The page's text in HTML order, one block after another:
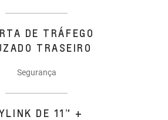
DE TRÁFEGO
TRASEIRO
Segurança
DE 11” +